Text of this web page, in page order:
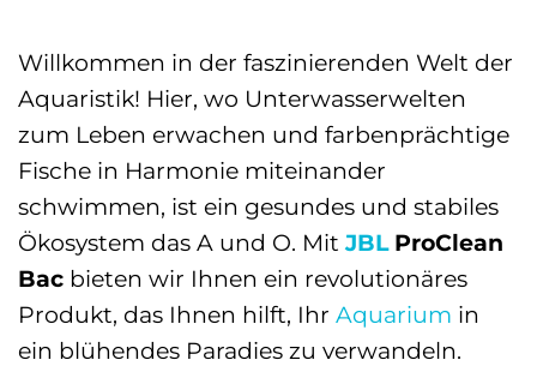
Willkommen in der faszinierenden Welt der
Aquaristik! Hier, wo Unterwasserwelten
zum Leben erwachen und farbenprächtige
Fische in Harmonie miteinander
schwimmen, ist ein gesundes und stabiles
Ökosystem das A und O. MitJBLProClean
Bac bieten wir Ihnen ein revolutionäres
Produkt, das Ihnen hilft, Ihr Aquarium in
ein blühendes Paradies zu verwandeln.